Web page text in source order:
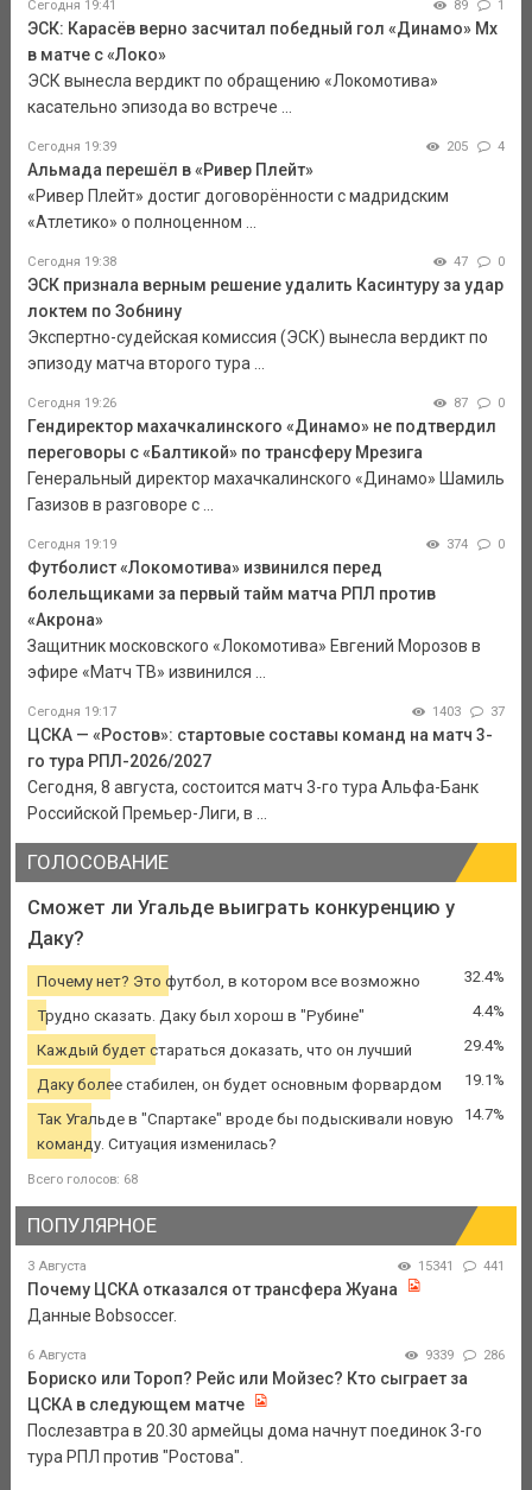
Сегодня 19:41 89 1
ЭСК: Карасёв верно засчитал победный гол «Динамо» Мх
в матче с «Локо»
ЭСК вынесла вердикт по обращению «Локомотива»
касательно эпизода во встрече ...
Сегодня 19:39 205 4
Альмада перешёл в «Ривер Плейт»
«Ривер Плейт» достиг договорённости с мадридским
«Атлетико» о полноценном ...
Сегодня 19:38 47 0
ЭСК признала верным решение удалить Касинтуру за удар
локтем по Зобнину
Экспертно-судейская комиссия (ЭСК) вынесла вердикт по
эпизоду матча второго тура ...
Сегодня 19:26 87 0
Гендиректор махачкалинского «Динамо» не подтвердил
переговоры с «Балтикой» по трансферу Мрезига
Генеральный директор махачкалинского «Динамо» Шамиль
Газизов в разговоре с ...
Сегодня 19:19 374 0
Футболист «Локомотива» извинился перед
болельщиками за первый тайм матча РПЛ против
«Акрона»
Защитник московского «Локомотива» Евгений Морозов в
эфире «Матч ТВ» извинился ...
Сегодня 19:17 1403 37
ЦСКА — «Ростов»: стартовые составы команд на матч 3-
го тура РПЛ-2026/2027
Сегодня, 8 августа, состоится матч 3-го тура Альфа-Банк
Российской Премьер-Лиги, в ...
ГОЛОСОВАНИЕ
Сможет ли Угальде выиграть конкуренцию у
Даку?
Почему нет? Это футбол, в котором все возможно 32.4%
Трудно сказать. Даку был хорош в "Рубине" 4.4%
Каждый будет стараться доказать, что он лучший 29.4%
Даку более стабилен, он будет основным форвардом 19.1%
Так Угальде в "Спартаке" вроде бы подыскивали новую
команду. Ситуация изменилась?
14.7%
Всего голосов: 68
ПОПУЛЯРНОЕ
3 Августа 15341 441
Почему ЦСКА отказался от трансфера Жуана
Данные Bobsoccer.
6 Августа 9339 286
Бориско или Тороп? Рейс или Мойзес? Кто сыграет за
ЦСКА в следующем матче
Послезавтра в 20.30 армейцы дома начнут поединок 3-го
тура РПЛ против "Ростова".